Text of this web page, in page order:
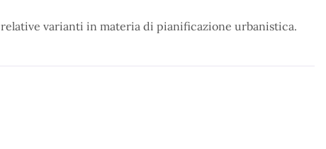
varianti in materia di pianificazione urbanistica.